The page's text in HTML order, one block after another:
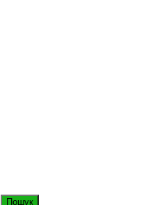
Пошук